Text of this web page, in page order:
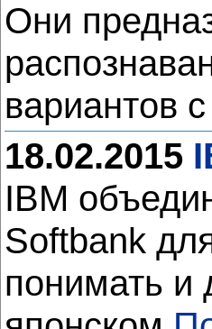
Они
вариантов
18.02.2015
IBM
Softbank
понимать и